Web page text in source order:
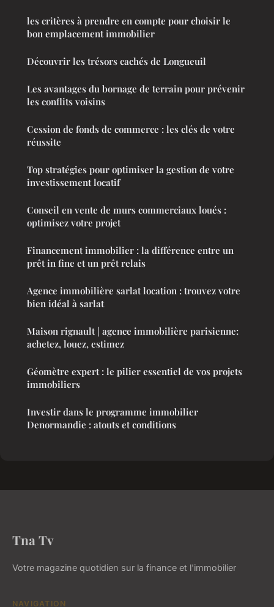
les critères à prendre en compte pour choisir le
bon emplacement immobilier
Découvrir les trésors cachés de Longueuil
Les avantages du bornage de terrain pour prévenir
les conflits voisins
Cession de fonds de commerce : les clés de votre
réussite
Top stratégies pour optimiser la gestion de votre
investissement locatif
Conseil en vente de murs commerciaux loués :
optimisez votre projet
Financement immobilier : la différence entre un
prêt in fine et un prêt relais
Agence immobilière sarlat location : trouvez votre
bien idéal à sarlat
Maison rignault | agence immobilière parisienne:
achetez, louez, estimez
Géomètre expert : le pilier essentiel de vos projets
immobiliers
Investir dans le programme immobilier
Denormandie : atouts et conditions
Tna Tv
Votre magazine quotidien sur la finance et l'immobilier
NAVIGATION